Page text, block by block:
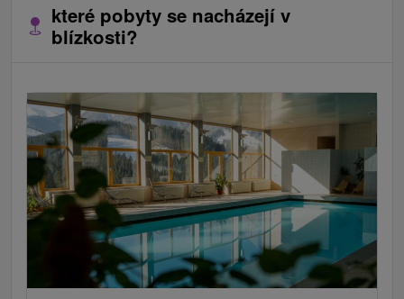
které pobyty se nacházejí v
blízkosti?